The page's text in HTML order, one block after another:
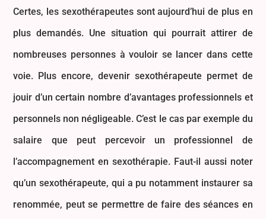
Certes, les sexothérapeutes sont aujourd’hui de plus en
plus demandés. Une situation qui pourrait attirer de
nombreuses personnes à vouloir se lancer dans cette
voie. Plus encore, devenir sexothérapeute permet de
jouir d’un certain nombre d’avantages professionnels et
personnels non négligeable. C’est le cas par exemple du
salaire que peut percevoir un professionnel de
l’accompagnement en sexothérapie. Faut-il aussi noter
qu’un sexothérapeute, qui a pu notamment instaurer sa
renommée, peut se permettre de faire des séances en